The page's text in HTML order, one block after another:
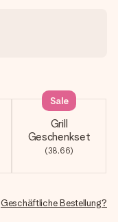
Grill
Geschenkset
(38,66)
Sale
Geschäftliche Bestellung?